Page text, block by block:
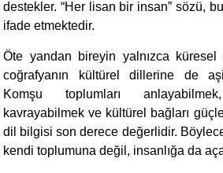
destekler. “Her lisan bir insan” sözü,
ifade etmektedir.
Öte yandan bireyin yalnızca küresel
coğrafyanın kültürel dillerine de
Komşu toplumları
kavrayabilmek ve kültürel bağları
dil bilgisi son derece değerlidir.
kendi toplumuna değil, insanlığa da